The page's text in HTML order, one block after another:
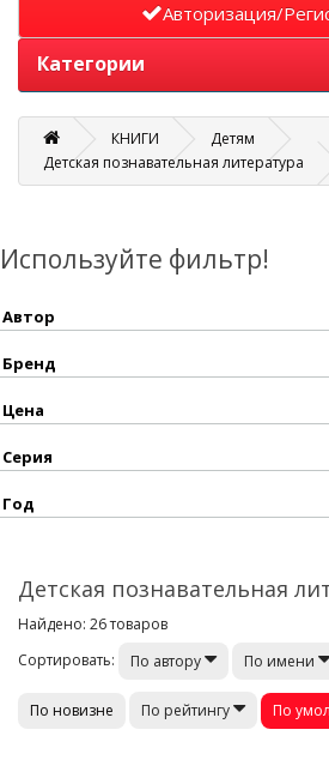
Авторизация/
Категории
КНИГИ
Детям
Детская познавательная литература
Используйте фильтр!
Автор
Бренд
Цена
Серия
Год
Детская познавательная
Найдено: 26 товаров
Сортировать:
По автору По имени
По новизне По рейтингу По